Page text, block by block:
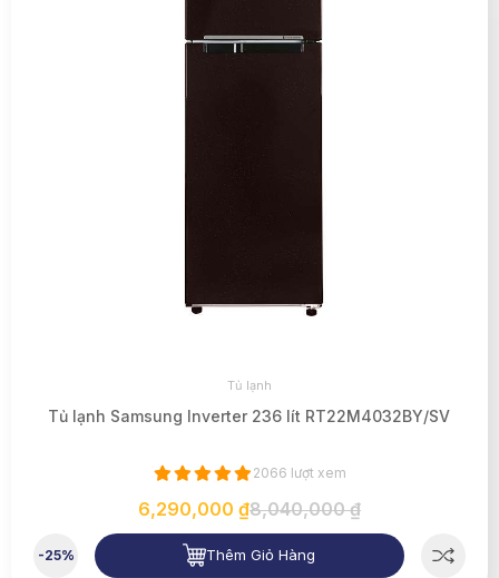
Tủ lạnh
Tủ lạnh Samsung Inverter 236 lít RT22M4032BY/SV
2066 lượt xem
6,290,000 ₫8,040,000 ₫
-25% Thêm Giỏ Hàng